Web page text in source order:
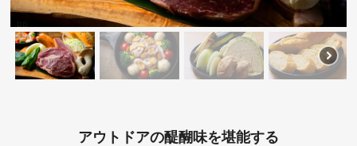
アウトドアの醍醐味を堪能する